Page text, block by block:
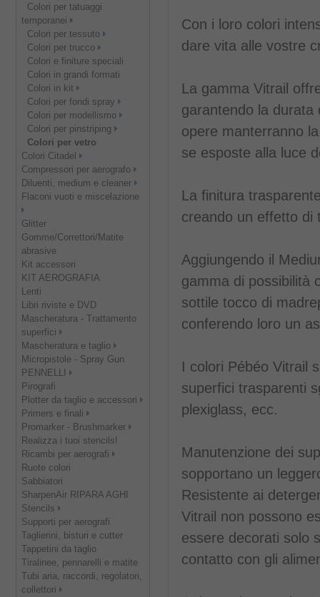
Colori per tatuaggi
temporanei
Colori per tessuto
Colori per trucco
Colori e finiture speciali
Colori in grandi formati
Colori in kit
Colori per fondi spray
Colori per modellismo
Colori per pinstriping
Colori per vetro
Colori Citadel
Compressori per aerografo
Diluenti, medium e cleaner
Flaconi vuoti e miscelazione
Glitter
Gomme/Correttori/Matite
abrasive
Kit accessori
KIT AEROGRAFIA
Lenti
Libri riviste e DVD
Mascheratura - Trattamento
superfici
Mascheratura e taglio
Micropistole - Spray Gun
PENNELLI
Pirografi
Plotter da taglio e accessori
Primers e finali
Promarker - Brushmarker
Realizza i tuoi stencils!
Ricambi per aerografi
Ruote colori
Sabbiatori
SharpenAir RIPARA AGHI
Stencils
Supporti per aerografi
Taglierini, bisturi e cutter
Tappetini da taglio
Tiralinee, pennarelli e matite
Tubi aria, raccordi, regolatori,
collettori
Con i loro colori
dare vita alle vostre
La gamma Vitrail
garantendo la durata
opere manterranno
se esposte alla luce
La finitura
creando un effetto di
Aggiungendo il
gamma di possibilità
sottile tocco di
conferendo loro un
I colori Pébéo Vitrail
superfici trasparenti
plexiglass, ecc.
Manutenzione dei
sopportano un
Resistente ai
Vitrail non possono
essere decorati solo
contatto con gli